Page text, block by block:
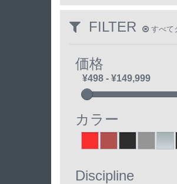
FILTER すべて
価格
カラー
Discipline